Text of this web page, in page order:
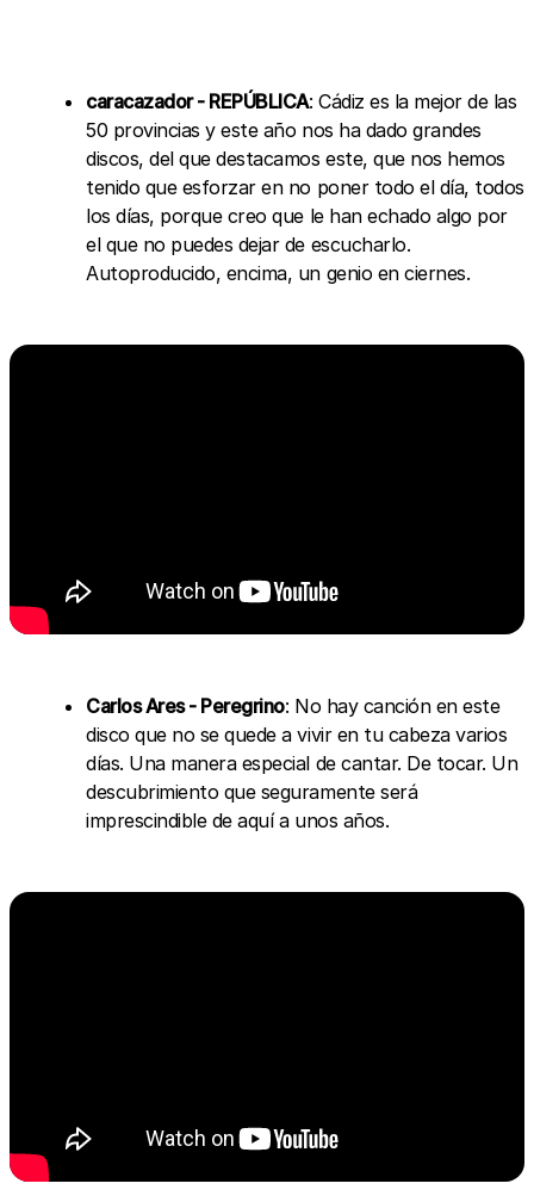
caracazador - REPÚBLICA: Cádiz es la mejor de las
50 provincias y este año nos ha dado grandes
discos, del que destacamos este, que nos hemos
tenido que esforzar en no poner todo el día, todos
los días, porque creo que le han echado algo por
el que no puedes dejar de escucharlo.
Autoproducido, encima, un genio en ciernes.
Carlos Ares - Peregrino: No hay canción en este
disco que no se quede a vivir en tu cabeza varios
días. Una manera especial de cantar. De tocar. Un
descubrimiento que seguramente será
imprescindible de aquí a unos años.